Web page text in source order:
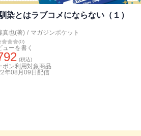
染とはラブコメにならない（１）
真也(著) / マガジンポケット
(0)
ューを書く
(税込)
ポン利用対象商品
年08月09日 配信